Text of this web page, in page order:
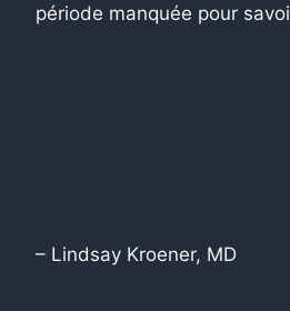
période manquée pour
– Lindsay Kroener, MD